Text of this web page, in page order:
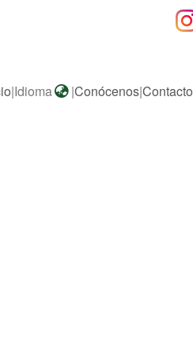
|Idioma |Conócenos|Contacto